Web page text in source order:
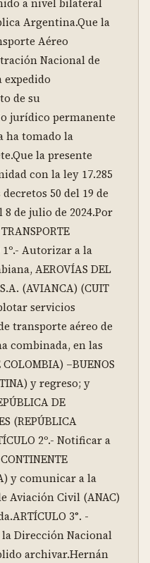
a nivel bilateral
Argentina.Que la
Aéreo
Nacional de
expedido
de su
jurídico permanente
ha tomado la
la presente
con la ley 17.285
50 del 19 de
8 de julio de 2024.Por
1º.- Autorizar a la
AEROVÍAS DEL
(AVIANCA) (CUIT
servicios
transporte aéreo de
combinada, en las
–BUENOS
y regreso; y
DE
(REPÚBLICA
2º.- Notificar a
y comunicar a la
Aviación Civil (ANAC)
3°. -
Dirección Nacional
archivar.Hernán